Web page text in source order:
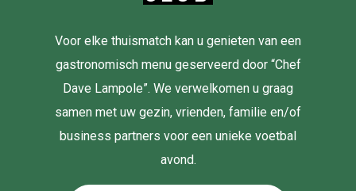
Voor elke thuismatch kan u genieten van een
gastronomisch menu geserveerd door “Chef
Dave Lampole”. We verwelkomen u graag
samen met uw gezin, vrienden, familie en/of
business partners voor een unieke voetbal
avond.